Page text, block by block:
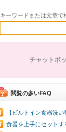
キーワードまたは文章
チャットボ
閲覧の多いFAQ
【ビルトイン食器洗
食器を上手にセットす